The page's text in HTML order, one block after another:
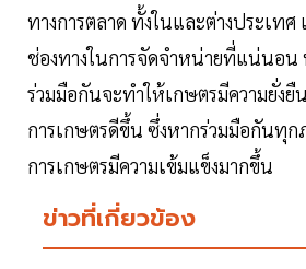
ทางการตลาด ทั้งในและต่างประเท
ช่องทางในการจัดจำหน่ายที่แน่นอน
ร่วมมือกันจะทำให้เกษตรมีความยั่งยื
การเกษตรดีขึ้น ซึ่งหากร่วมมือกันทุ
การเกษตรมีความเข้มแข็งมากขึ้น
ข่าวที่เกี่ยวข้อง